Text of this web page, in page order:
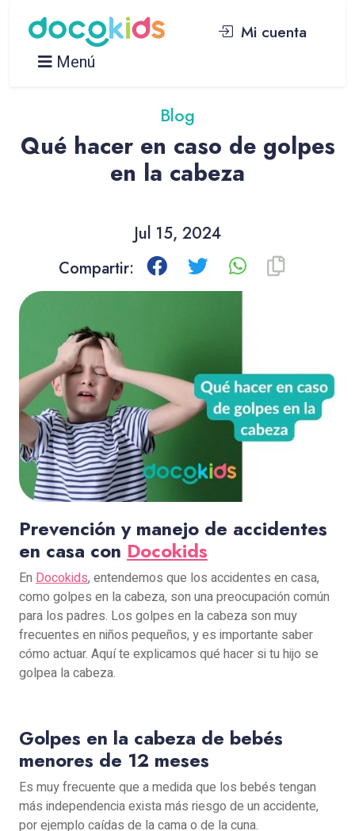
Mi cuenta
Menú
Blog
Qué hacer en caso de golpes
en la cabeza
Jul 15, 2024
Compartir:
Prevención y manejo de accidentes
en casa con Docokids
En Docokids, entendemos que los accidentes en casa,
como golpes en la cabeza, son una preocupación común
para los padres. Los golpes en la cabeza son muy
frecuentes en niños pequeños, y es importante saber
cómo actuar. Aquí te explicamos qué hacer si tu hijo se
golpea la cabeza.
Golpes en la cabeza de bebés
menores de 12 meses
Es muy frecuente que a medida que los bebés tengan
más independencia exista más riesgo de un accidente,
por ejemplo caídas de la cama o de la cuna.